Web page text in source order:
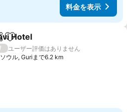
料金を表示
アお気に入りに追加
Hotel
/
ユーザー評価はありません
ソウル, Guriまで6.2 km